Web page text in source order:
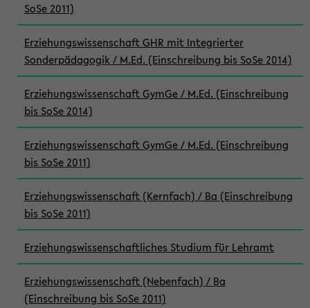
SoSe 2011)
Erziehungswissenschaft GHR mit Integrierter
Sonderpädagogik / M.Ed. (Einschreibung bis SoSe 2014)
Erziehungswissenschaft GymGe / M.Ed. (Einschreibung
bis SoSe 2014)
Erziehungswissenschaft GymGe / M.Ed. (Einschreibung
bis SoSe 2011)
Erziehungswissenschaft (Kernfach) / Ba (Einschreibung
bis SoSe 2011)
Erziehungswissenschaftliches Studium für Lehramt
Erziehungswissenschaft (Nebenfach) / Ba
(Einschreibung bis SoSe 2011)